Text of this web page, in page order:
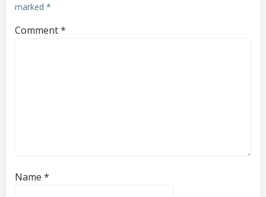
marked *
Comment*
Name *